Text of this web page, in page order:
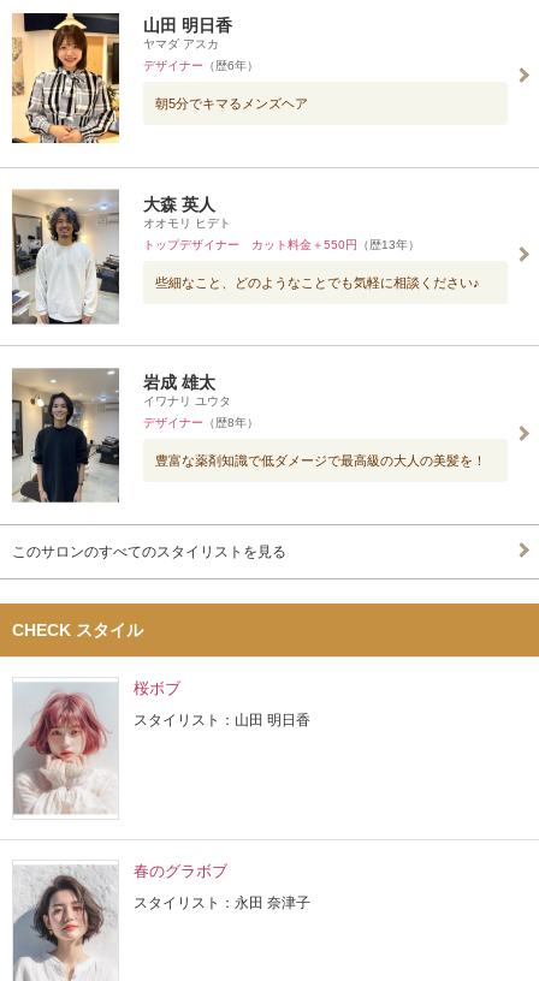
山田 明日香
ヤマダ アスカ
デザイナー （歴6年）
朝5分でキマるメンズヘア
大森 英人
オオモリ ヒデト
トップデザイナー カット料金＋550円 （歴13年）
些細なこと、どのようなことでも気軽に相談ください♪
岩成 雄太
イワナリ ユウタ
デザイナー （歴8年）
豊富な薬剤知識で低ダメージで最高級の大人の美髪を！
このサロンのすべてのスタイリストを見る
CHECK スタイル
桜ボブ
スタイリスト：山田 明日香
春のグラボブ
スタイリスト：永田 奈津子